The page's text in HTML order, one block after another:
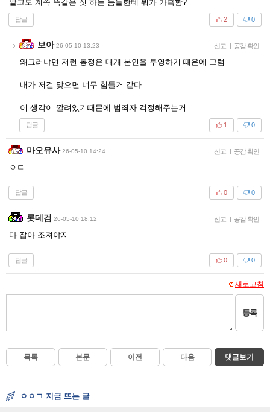
알고도 계속 똑같은 짓 하는 놈들한테 뭐가 가혹함?
답글 0
2
보아 26-05-10 13:23 신고 | 공감 확인
왜그러냐면 저런 동정은 대개 본인을 투영하기 때운에 그럼
내가 저걸 맞으면 너무 힘들거 같다
이 생각이 깔려있기때문에 범죄자 걱정해주는거
답글 0
1
마오유사 26-05-10 14:24 신고 | 공감 확인
ㅇㄷ
답글 0
0
롯데검 26-05-10 18:12 신고 | 공감 확인
다 잡아 조져야지
답글 0
0
새로고침
등록
목록 본문 이전 다음 댓글보기
ㅇㅇㄱ 지금 뜨는 글